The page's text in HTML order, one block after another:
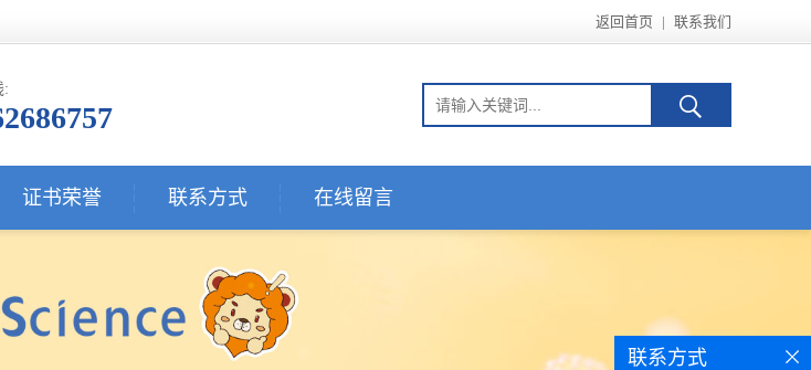
返回首页 | 联系我们
:
证书荣誉 联系方式 在线留言
联系方式